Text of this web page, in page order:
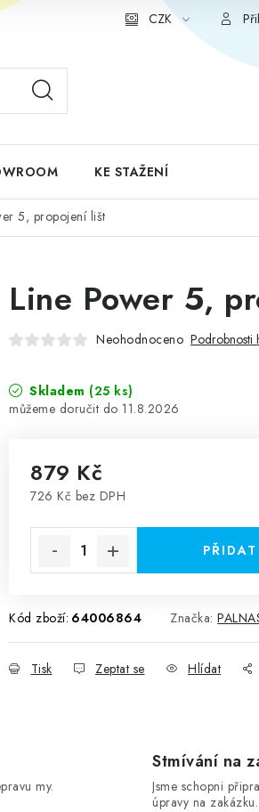
CZK
KE STAŽENÍ
5, propojení lišt
Line Power 5,
Neohodnoceno Podrobnosti
Skladem (25 ks)
11.8.2026
879 Kč
726 Kč bez DPH
Kód zboží: 64006864 Značka:
Tisk Zeptat se Hlídat
my.
Stmívání na
Jsme schopni
úpravy na zakázku.